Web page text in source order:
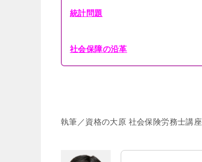
統計問題
社会保障の沿革
執筆／資格の大原 社会保険労務士講座